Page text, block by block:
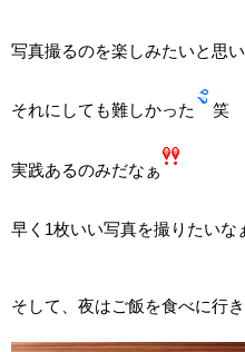
写真撮るのを楽しみたいと思
それにしても難しかった 笑
実践あるのみだなぁ
早く1枚いい写真を撮りたいな
そして、夜はご飯を食べに行